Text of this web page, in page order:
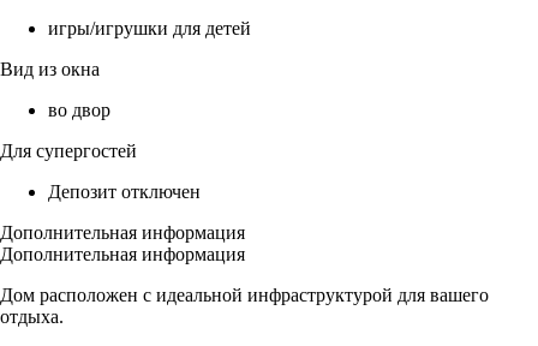
игры/игрушки для детей
Вид из окна
во двор
Для супергостей
Депозит отключен
Дополнительная информация
Дополнительная информация
Дом расположен с идеальной инфраструктурой для вашего
отдыха.